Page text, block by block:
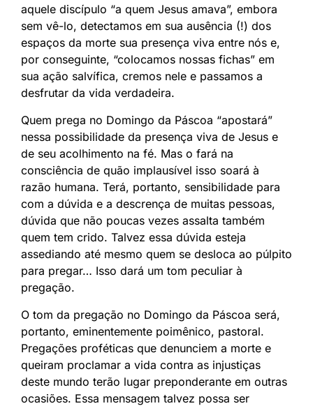
aquele discípulo “a quem Jesus amava”, embora
sem vê-lo, detectamos em sua ausência (!) dos
espaços da morte sua presença viva entre nós e,
por conseguinte, “colocamos nossas fichas” em
sua ação salvífica, cremos nele e passamos a
desfrutar da vida verdadeira.
Quem prega no Domingo da Páscoa “apostará”
nessa possibilidade da presença viva de Jesus e
de seu acolhimento na fé. Mas o fará na
consciência de quão implausível isso soará à
razão humana. Terá, portanto, sensibilidade para
com a dúvida e a descrença de muitas pessoas,
dúvida que não poucas vezes assalta também
quem tem crido. Talvez essa dúvida esteja
assediando até mesmo quem se desloca ao púlpito
para pregar… Isso dará um tom peculiar à
pregação.
O tom da pregação no Domingo da Páscoa será,
portanto, eminentemente poimênico, pastoral.
Pregações proféticas que denunciem a morte e
queiram proclamar a vida contra as injustiças
deste mundo terão lugar preponderante em outras
ocasiões. Essa mensagem talvez possa ser